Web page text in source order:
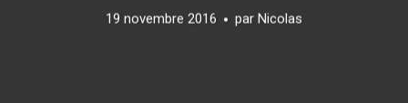
19 novembre 2016 par Nicolas